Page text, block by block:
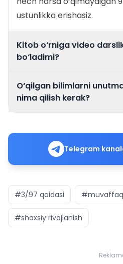
ustunlikka erishasiz.
Kitob o‘rniga video
bo‘ladimi?
O‘qilgan bilimlarni
nima qilish kerak?
Telegram
#3/97 qoidasi
#shaxsiy rivojlanish